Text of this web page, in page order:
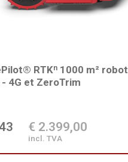
RTKⁿ 1000 m² robot
4G et ZeroTrim
€ 2.399,00
incl. TVA